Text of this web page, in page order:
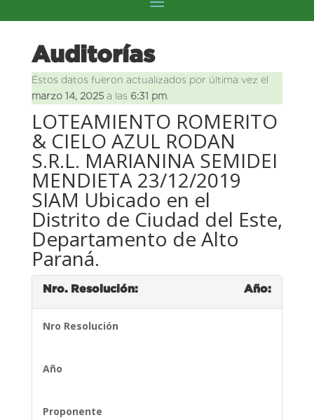
Auditorías
Éstos datos fueron actualizados por última vez el
marzo 14, 2025a las 6:31 pm.
LOTEAMIENTO ROMERITO
& CIELO AZUL RODAN
S.R.L. MARIANINA SEMIDEI
MENDIETA 23/12/2019
SIAM Ubicado en el
Distrito de Ciudad del Este,
Departamento de Alto
Paraná.
Nro. Resolución: Año:
Nro Resolución
Año
Proponente